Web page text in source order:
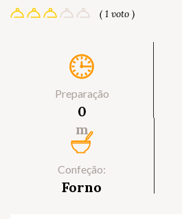
( 1 voto )
Preparação
0
m
Confeção:
Forno